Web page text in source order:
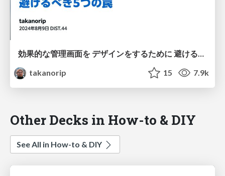
効果的な管理画面を デザインをするために 避けるべき5つの罠
takanorip
15 7.9k
Other Decks in How-to & DIY
See All in How-to & DIY